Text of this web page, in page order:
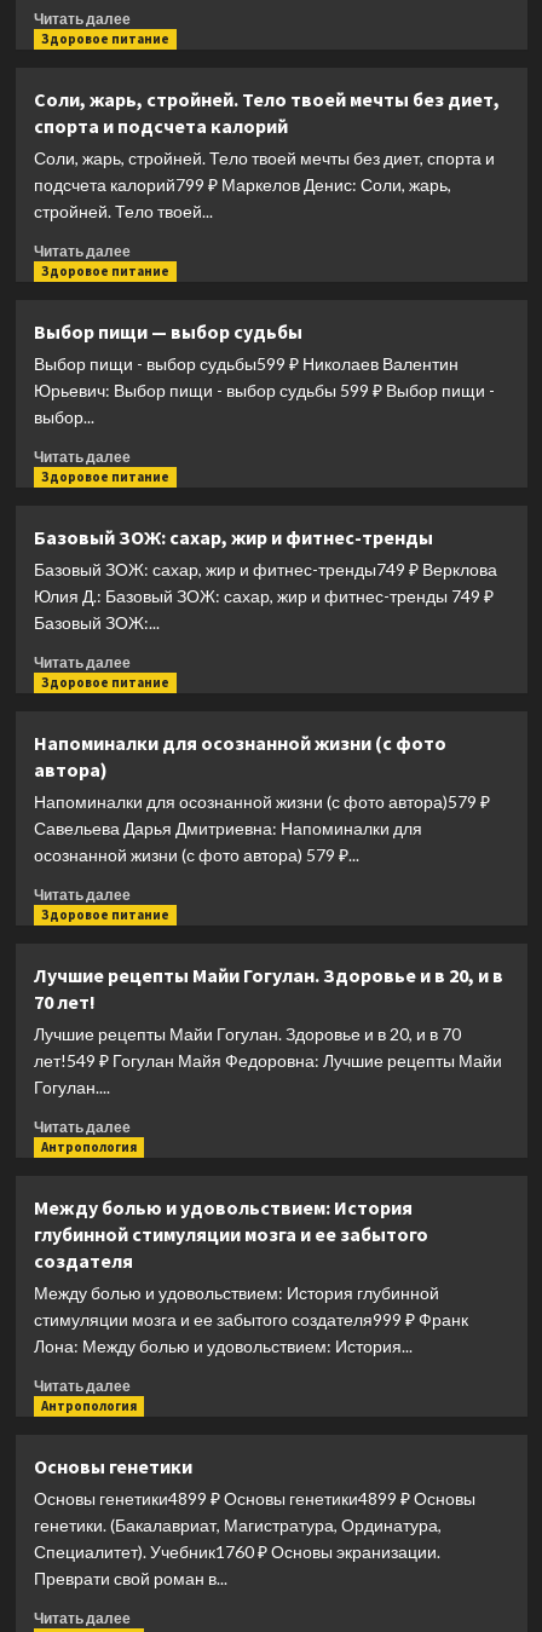
простуды
Читать далееПрочитать
больше
здоровья
(Б/
ф)
Здоровое питание
Соли, жарь, стройней. Тело твоей мечты без диет,
спорта и подсчета калорий
Соли, жарь, стройней. Тело твоей мечты без диет, спорта и
подсчета калорий799 ₽ Маркелов Денис: Соли, жарь,
стройней. Тело твоей...
Читать далееПрочитать
больше
жарь,
стройней.
Тело
без
диет,
подсчета
калорий
Здоровое питание
Выбор пищи — выбор судьбы
Выбор пищи - выбор судьбы599 ₽ Николаев Валентин
Юрьевич: Выбор пищи - выбор судьбы 599 ₽ Выбор пищи -
выбор...
Читать далееПрочитать
больше
пищи
—
выбор
судьбы
Здоровое питание
Базовый ЗОЖ: сахар, жир и фитнес-тренды
Базовый ЗОЖ: сахар, жир и фитнес-тренды749 ₽ Верклова
Юлия Д.: Базовый ЗОЖ: сахар, жир и фитнес-тренды 749 ₽
Базовый ЗОЖ:...
Читать далееПрочитать
больше
ЗОЖ:
жир
и
фитнес-
тренды
Здоровое питание
Напоминалки для осознанной жизни (с фото
автора)
Напоминалки для осознанной жизни (с фото автора)579 ₽
Савельева Дарья Дмитриевна: Напоминалки для
осознанной жизни (с фото автора) 579 ₽...
Читать далееПрочитать
больше
для
жизни
фото
Здоровое питание
Лучшие рецепты Майи Гогулан. Здоровье и в 20, и в
70 лет!
Лучшие рецепты Майи Гогулан. Здоровье и в 20, и в 70
лет!549 ₽ Гогулан Майя Федоровна: Лучшие рецепты Майи
Гогулан....
Читать далееПрочитать
больше
рецепты
Майи
Гогулан.
в
20,
в
70
Антропология
Между болью и удовольствием: История
глубинной стимуляции мозга и ее забытого
создателя
Между болью и удовольствием: История глубинной
стимуляции мозга и ее забытого создателя999 ₽ Франк
Лона: Между болью и удовольствием: История...
Читать далееПрочитать
больше
болью
и
удовольствием:
История
глубинной
стимуляции
мозга
Антропология
Основы генетики
Основы генетики4899 ₽ Основы генетики4899 ₽ Основы
генетики. (Бакалавриат, Магистратура, Ординатура,
Специалитет). Учебник1760 ₽ Основы экранизации.
Преврати свой роман в...
Читать далееПрочитать